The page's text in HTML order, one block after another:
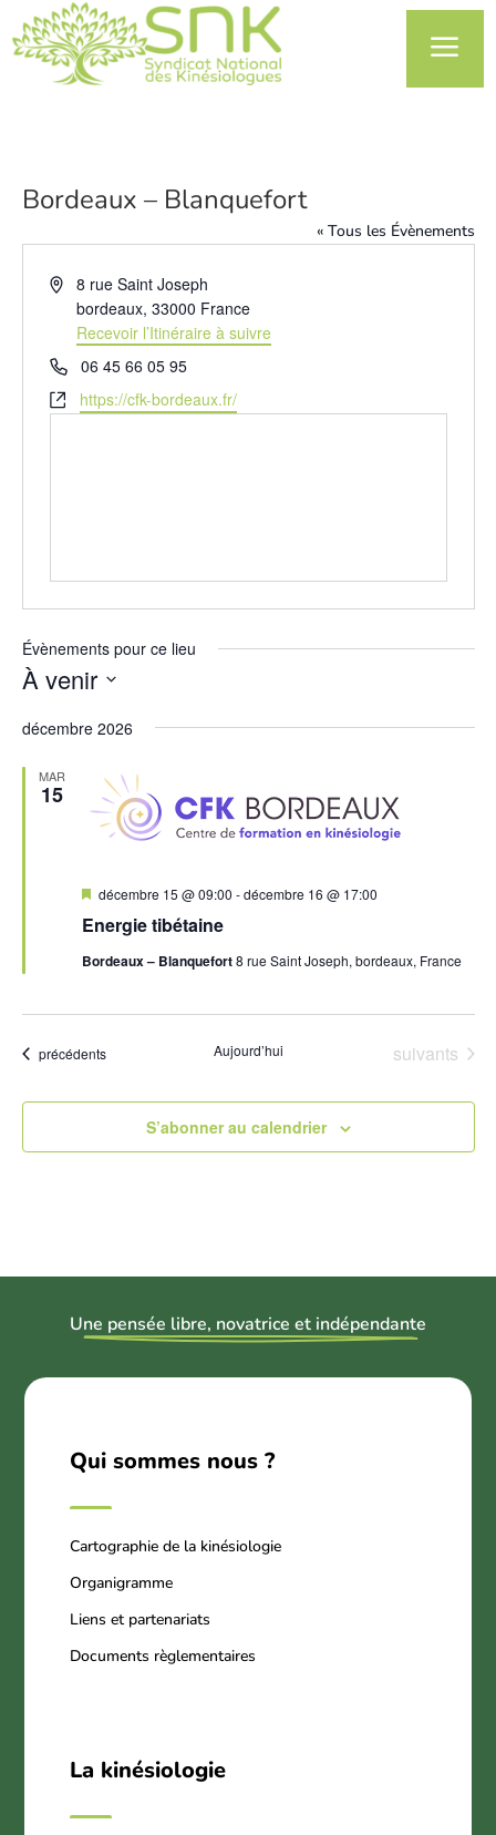
a
Bordeaux – Blanquefort
« Tous les Évènements
Adresse8 rue Saint Joseph
bordeaux, 33000 France
Recevoir l’Itinéraire à suivre
Téléphone
06 45 66 05 95
Site
https://cfk-bordeaux.fr/
Évènements pour ce lieu
À venir
une
décembre 2026
MAR
15
Energie tibétaine
Mis
avant
décembre 15 @ 09:00 -décembre 16 @ 17:00
Bordeaux – Blanquefort8 rue Saint Joseph, bordeaux, France
Évènements
précédents Aujourd’hui Évènements
suivants
S’abonner au calendrier
Une pensée libre, novatrice et indépendante
Qui sommes nous ?
Cartographie de la kinésiologie
Organigramme
Liens et partenariats
Documents règlementaires
La kinésiologie